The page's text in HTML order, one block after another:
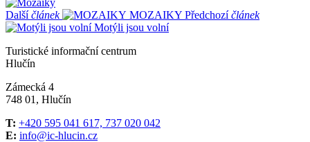
Dalšíčlánek MOZAIKY Předchozíčlánek
Motýli jsou volní
Turistické informační centrum
Hlučín
Zámecká 4
748 01, Hlučín
T: +420 595 041 617, 737 020 042
E: info@ic-hlucin.cz